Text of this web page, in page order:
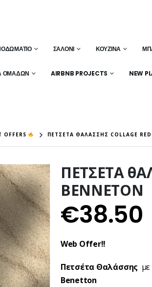
ΣΑΛΌΝΙ ΚΟΥΖΊΝΑ
ΟΜΆΔΩΝ AIRBNB PROJECTS NEW
OFFERS ΠΕΤΣΕΤΑ ΘΑΛΑΣΣΗΣ COLLAGE RED
ΠΕΤΣΕΤΑ
BENNETON
€38.50
Web Offer!!
Πετσέτα Θαλάσσης
Benetton